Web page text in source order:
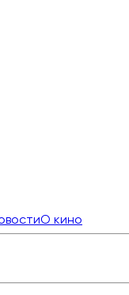
О кино